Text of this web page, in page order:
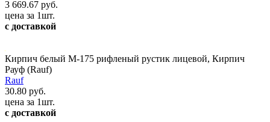
3 669.67 руб.
цена за 1шт.
с доставкой
Кирпич белый М-175 рифленый рустик лицевой, Кирпич
Рауф (Rauf)
Rauf
30.80 руб.
цена за 1шт.
с доставкой